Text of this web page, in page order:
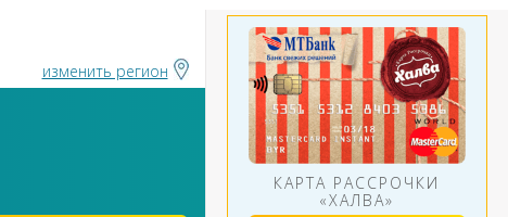
изменить регион
КАРТА РАССРОЧКИ
«ХАЛВА»